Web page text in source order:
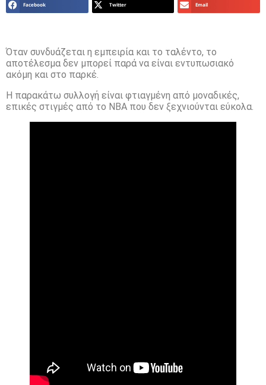
Facebook Twitter Email
Όταν συνδυάζεται η εμπειρία και το ταλέντο, το
αποτέλεσμα δεν μπορεί παρά να είναι εντυπωσιακό
ακόμη και στο παρκέ.
Η παρακάτω συλλογή είναι φτιαγμένη από μοναδικές,
επικές στιγμές από το NBA που δεν ξεχνιούνται εύκολα.